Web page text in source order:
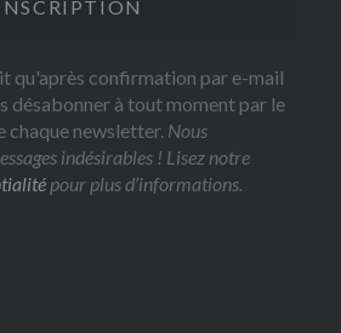
qu'après confirmation par e-mail
désabonner à tout moment par le
chaque newsletter. Nous
indésirables ! Lisez notre
pour plus d’informations.